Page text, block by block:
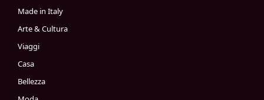
Made in Italy
Arte & Cultura
Viaggi
Casa
Bellezza